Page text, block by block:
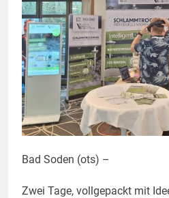
Bad Soden (ots) –
Zwei Tage, vollgepackt mit